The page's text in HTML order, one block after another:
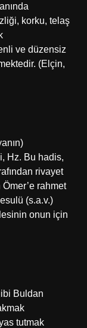
korku, telaş
ve düzensiz
(Elçin,
Hz. Bu hadis,
rivayet
rahmet
(s.a.v.)
onun için
Buldan
tutmak